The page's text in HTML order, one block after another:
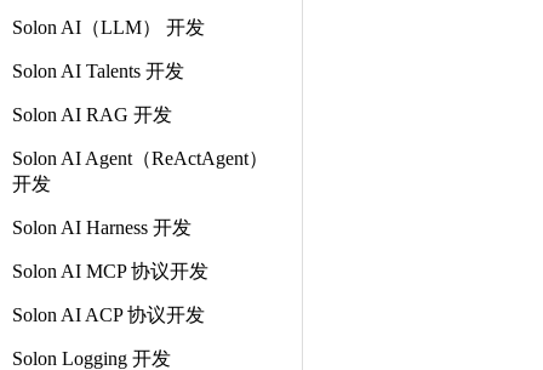
Solon AI（LLM） 开发
Solon AI Talents 开发
Solon AI RAG 开发
Solon AI Agent（ReActAgent）
开发
Solon AI Harness 开发
Solon AI MCP 协议开发
Solon AI ACP 协议开发
Solon Logging 开发